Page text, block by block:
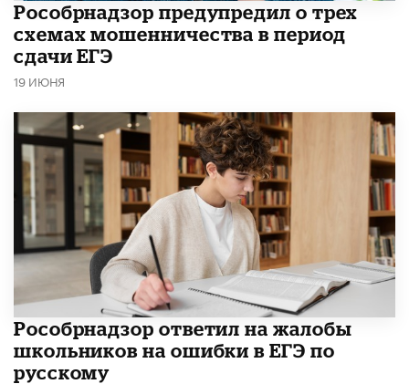
Рособрнадзор предупредил о трех
схемах мошенничества в период
сдачи ЕГЭ
19 ИЮНЯ
Рособрнадзор ответил на жалобы
школьников на ошибки в ЕГЭ по
русскому